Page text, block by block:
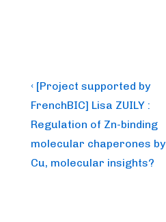
Post
navigation
Previous
Post
is
‹ [Project supported by
FrenchBIC] Lisa ZUILY :
Regulation of Zn-binding
molecular chaperones by
Cu, molecular insights?